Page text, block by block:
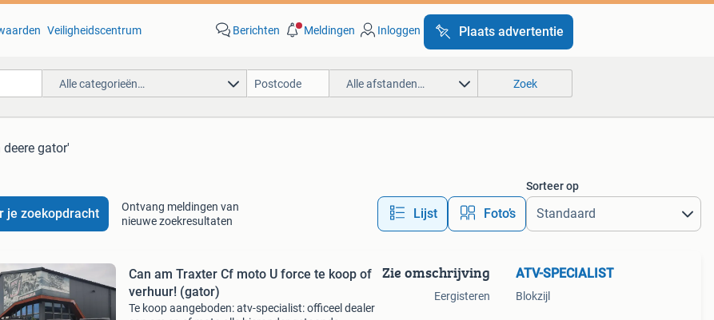
Veiligheidscentrum Berichten Meldingen Inloggen Plaats advertentie
Alle categorieën… Alle afstanden… Zoek
gator'
je zoekopdracht
Ontvang meldingen van
nieuwe zoekresultaten
Lijst Foto’s
Sorteer op
Can am Traxter Cf moto U force te koop of
verhuur! (gator)
Te koop aangeboden: atv-specialist: officeel dealer
Zie omschrijving
Eergisteren
ATV-SPECIALIST
Blokzijl